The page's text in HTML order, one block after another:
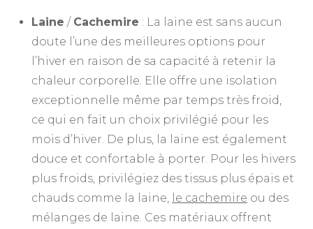
Laine / Cachemire : La laine est sans aucun
doute l’une des meilleures options pour
l’hiver en raison de sa capacité à retenir la
chaleur corporelle. Elle offre une isolation
exceptionnelle même par temps très froid,
ce qui en fait un choix privilégié pour les
mois d’hiver. De plus, la laine est également
douce et confortable à porter. Pour les hivers
plus froids, privilégiez des tissus plus épais et
chauds comme la laine,
le cachemire ou des
mélanges de laine. Ces matériaux offrent